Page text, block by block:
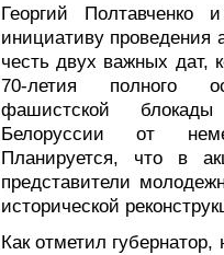
Георгий Полтавченко
инициативу проведения
честь двух важных дат,
70-летия полного
фашистской
Белоруссии от
Планируется, что в
представители
исторической
Как отметил